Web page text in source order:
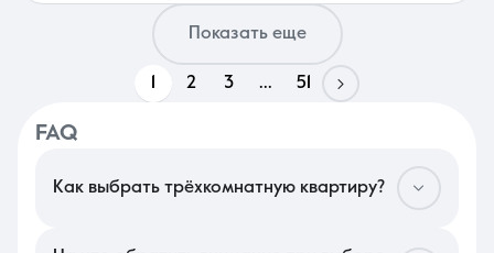
Показать еще
2 3 ... 51
FAQ
Как выбрать трёхкомнатную квартиру?